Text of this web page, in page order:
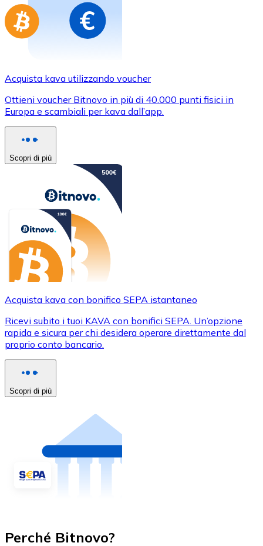
Acquista kava utilizzando voucher
Ottieni voucher Bitnovo in più di 40.000 punti fisici in
Europa e scambiali per kava dall’app.
Scopri di più
Acquista kava con bonifico SEPA istantaneo
Ricevi subito i tuoi KAVA con bonifici SEPA. Un’opzione
rapida e sicura per chi desidera operare direttamente dal
proprio conto bancario.
Scopri di più
Perché Bitnovo?